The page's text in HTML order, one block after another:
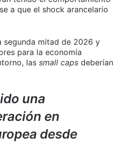
a que el shock arancelario
segunda mitad de 2026 y
para la economía
las small caps deberían
una
en
desde